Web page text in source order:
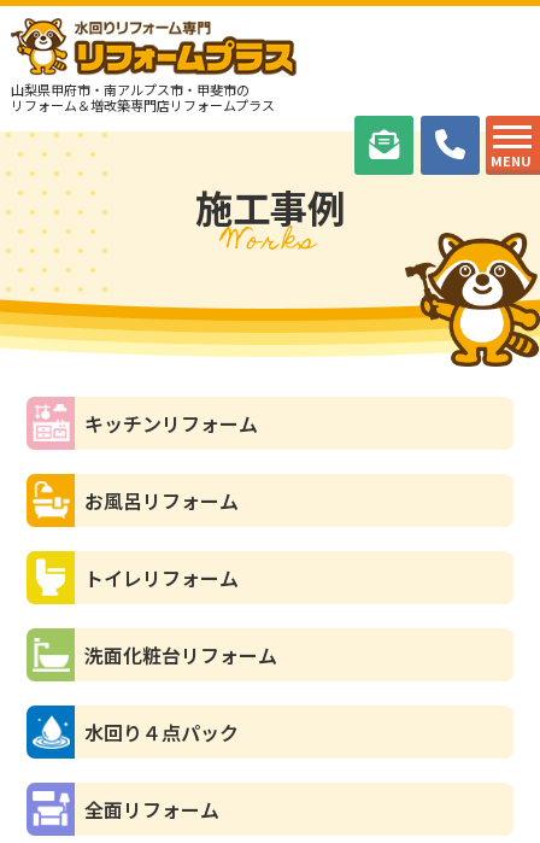
山梨県甲府市・南アルプス市・甲斐市の
リフォーム＆増改築専門店リフォームプラス
MENU
施工事例
Works
キッチンリフォーム
お風呂リフォーム
トイレリフォーム
洗面化粧台リフォーム
水回り４点パック
全面リフォーム